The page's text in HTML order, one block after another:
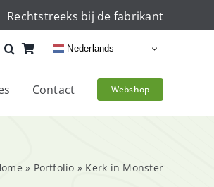
Rechtstreeks bij de fabrikant
Nederlands
Contact Webshop
» Portfolio » Kerk in Monster